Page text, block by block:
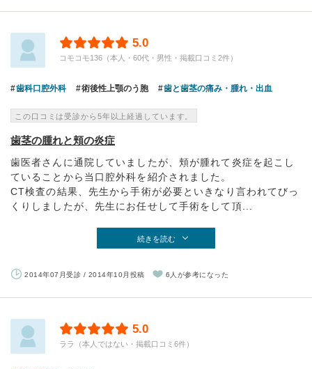
5.0
コモコモ136（本人・60代・男性・掲載口コミ2件）
歯科口腔外科 術後性上顎のう胞 歯と歯茎の痛み・腫れ・出血
この口コミは受診から5年以上経過しています。
歯茎の腫れと頬の炎症
歯医者さんに通院していましたが、頬が腫れて炎症を起こし
ていることから当口腔外科を紹介されました。
CT検査の結果、先生から手術が必要といきなり言われてびっ
くりしましたが、先生にお任せして手術をして頂...
続きを読む
2014年07月受診 / 2014年10月投稿 6人が参考になった
5.0
ララ（本人ではない・掲載口コミ6件）